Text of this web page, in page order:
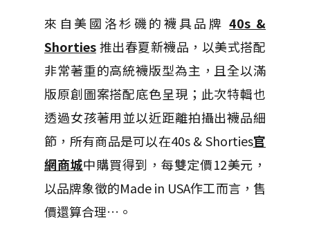
來自美國洛杉磯的襪具品牌40s &
Shorties推出春夏新襪品，以美式搭配
非常著重的高統襪版型為主，且全以滿
版原創圖案搭配底色呈現；此次特輯也
透過女孩著用並以近距離拍攝出襪品細
節，所有商品是可以在40s & Shorties官
網商城中購買得到，每雙定價12美元，
以品牌象徵的Made in USA作工而言，售
價還算合理…。